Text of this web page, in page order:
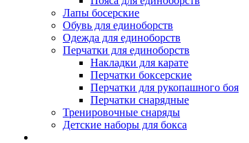
Лапы босерские
Обувь для единоборств
Одежда для единоборств
Перчатки для единоборств
Накладки для карате
Перчатки боксерские
Перчатки для рукопашного боя
Перчатки снарядные
Тренировочные снаряды
Детские наборы для бокса